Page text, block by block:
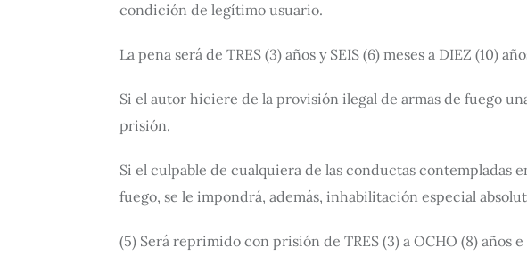
condición de legítimo usuario.
La pena será de TRES (3) años y SEIS (6) meses a DIEZ (10)
Si el autor hiciere de la provisión ilegal de armas de fuego
prisión.
Si el culpable de cualquiera de las conductas contempladas
fuego, se le impondrá, además, inhabilitación especial
(5) Será reprimido con prisión de TRES (3) a OCHO (8)